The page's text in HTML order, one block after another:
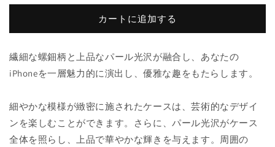
シ
ー
ズ
対
応
鈿
柄
ス
シ
ー
ズ
応
鈿
柄
ス
カートに追加する
繊細な螺鈿柄と上品なパール光沢が融合し、あなたの
iPhoneを一層魅力的に演出し、優雅な趣をもたらします。
細やかな模様が緻密に施されたケースは、芸術的なデザイ
ンを楽しむことができます。さらに、パール光沢がケース
全体を照らし、上品で華やかな輝きを与えます。周囲の